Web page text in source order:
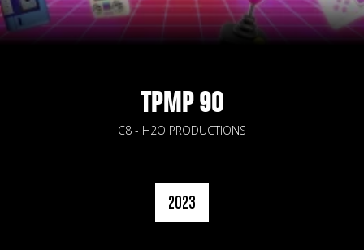
TPMP 90
C8 - H2O PRODUCTIONS
2023